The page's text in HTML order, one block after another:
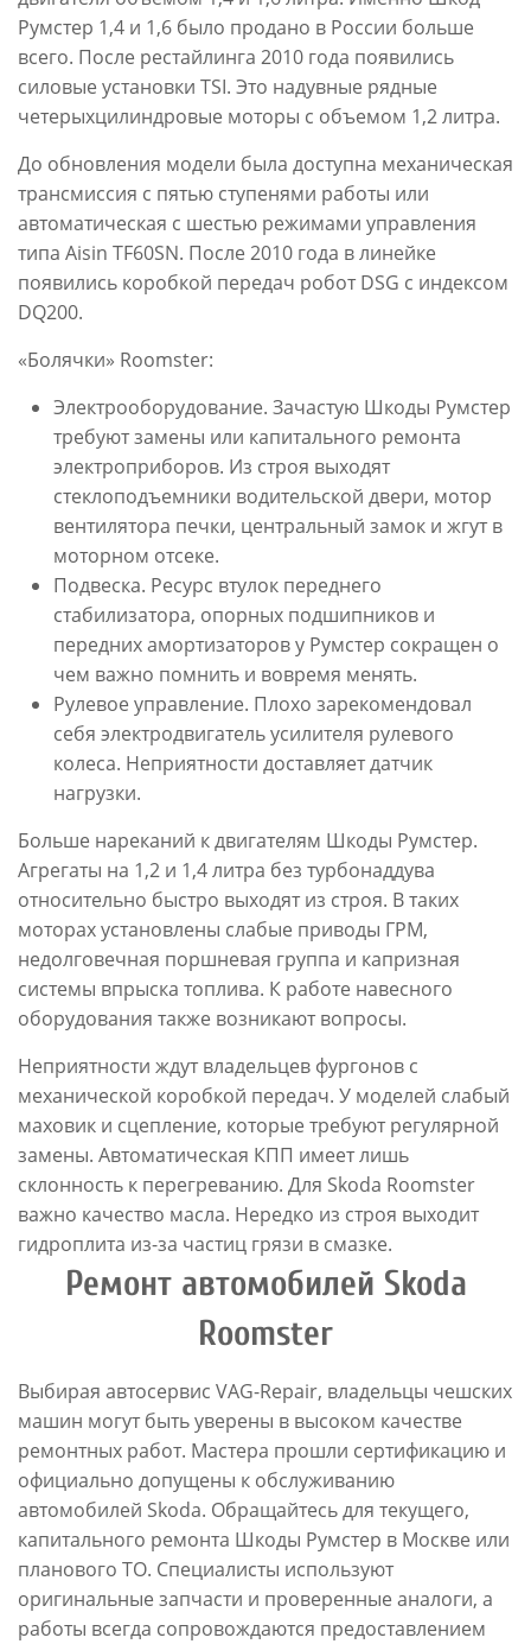
Румстер 1,4 и 1,6 было продано в России больше
всего. После рестайлинга 2010 года появились
силовые установки TSI. Это надувные рядные
четерыхцилиндровые моторы с объемом 1,2 литра.
До обновления модели была доступна механическая
трансмиссия с пятью ступенями работы или
автоматическая с шестью режимами управления
типа Aisin TF60SN. После 2010 года в линейке
появились коробкой передач робот DSG с индексом
DQ200.
«Болячки» Roomster:
Электрооборудование. Зачастую Шкоды Румстер
требуют замены или капитального ремонта
электроприборов. Из строя выходят
стеклоподъемники водительской двери, мотор
вентилятора печки, центральный замок и жгут в
моторном отсеке.
Подвеска. Ресурс втулок переднего
стабилизатора, опорных подшипников и
передних амортизаторов у Румстер сокращен о
чем важно помнить и вовремя менять.
Рулевое управление. Плохо зарекомендовал
себя электродвигатель усилителя рулевого
колеса. Неприятности доставляет датчик
нагрузки.
Больше нареканий к двигателям Шкоды Румстер.
Агрегаты на 1,2 и 1,4 литра без турбонаддува
относительно быстро выходят из строя. В таких
моторах установлены слабые приводы ГРМ,
недолговечная поршневая группа и капризная
системы впрыска топлива. К работе навесного
оборудования также возникают вопросы.
Неприятности ждут владельцев фургонов с
механической коробкой передач. У моделей слабый
маховик и сцепление, которые требуют регулярной
замены. Автоматическая КПП имеет лишь
склонность к перегреванию. Для Skoda Roomster
важно качество масла. Нередко из строя выходит
гидроплита из-за частиц грязи в смазке.
Ремонт автомобилей Skoda
Roomster
Выбирая автосервис VAG-Repair, владельцы чешских
машин могут быть уверены в высоком качестве
ремонтных работ. Мастера прошли сертификацию и
официально допущены к обслуживанию
автомобилей Skoda. Обращайтесь для текущего,
капитального ремонта Шкоды Румстер в Москве или
планового ТО. Специалисты используют
оригинальные запчасти и проверенные аналоги, а
работы всегда сопровождаются предоставлением